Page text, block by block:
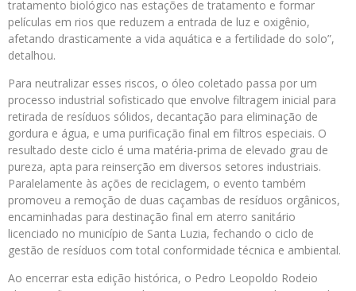
tratamento biológico nas estações de tratamento e formar
películas em rios que reduzem a entrada de luz e oxigênio,
afetando drasticamente a vida aquática e a fertilidade do solo”,
detalhou.
Para neutralizar esses riscos, o óleo coletado passa por um
processo industrial sofisticado que envolve filtragem inicial para
retirada de resíduos sólidos, decantação para eliminação de
gordura e água, e uma purificação final em filtros especiais. O
resultado deste ciclo é uma matéria-prima de elevado grau de
pureza, apta para reinserção em diversos setores industriais.
Paralelamente às ações de reciclagem, o evento também
promoveu a remoção de duas caçambas de resíduos orgânicos,
encaminhadas para destinação final em aterro sanitário
licenciado no município de Santa Luzia, fechando o ciclo de
gestão de resíduos com total conformidade técnica e ambiental.
Ao encerrar esta edição histórica, o Pedro Leopoldo Rodeio